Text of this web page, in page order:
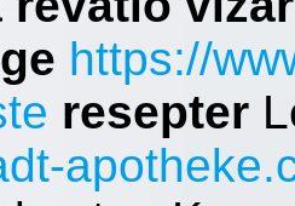
https://
resepter